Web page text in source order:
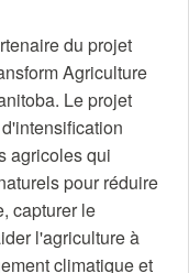
du projet
Agriculture
Le projet
agricoles qui
pour réduire
capturer le
l'agriculture à
climatique et